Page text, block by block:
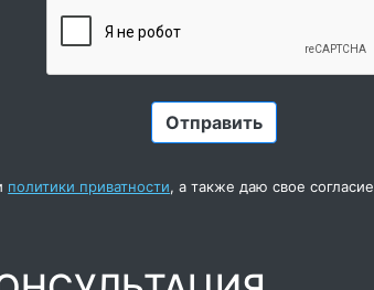
политики приватности, а также даю свое согласие